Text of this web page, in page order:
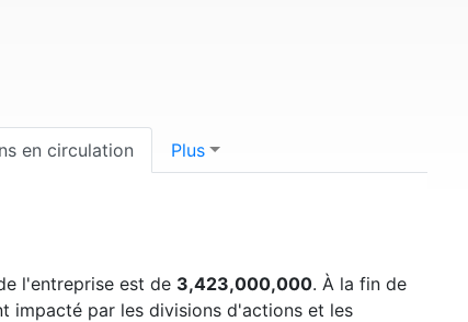
en circulation Plus
l'entreprise est de 3,423,000,000. À la fin de
impacté par les divisions d'actions et les